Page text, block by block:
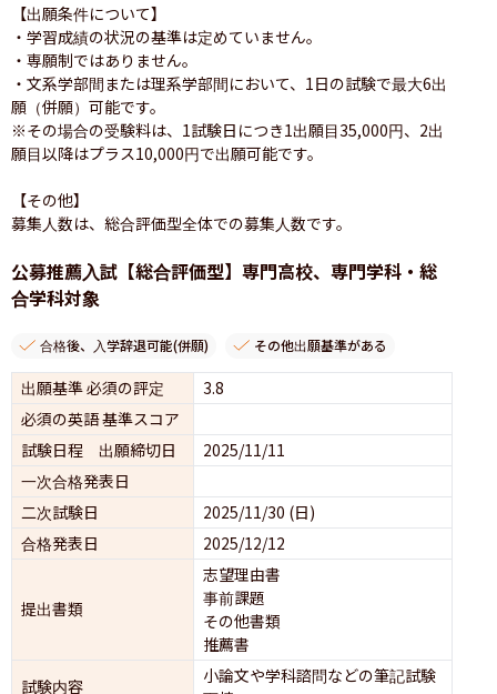
【出願条件について】
・学習成績の状況の基準は定めていません。
・専願制ではありません。
・文系学部間または理系学部間において、1日の試験で最大6出
願（併願）可能です。
※その場合の受験料は、1試験日につき1出願目35,000円、2出
願目以降はプラス10,000円で出願可能です。
【その他】
募集人数は、総合評価型全体での募集人数です。
公募推薦入試【総合評価型】専門高校、専門学科・総
合学科対象
合格後、入学辞退可能(併願) その他出願基準がある
出願基準 必須の評定
3.8
必須の英語 基準スコア
試験日程 出願締切日
2025/11/11
一次合格発表日
二次試験日
2025/11/30 (日)
合格発表日
2025/12/12
提出書類
志望理由書
事前課題
その他書類
推薦書
試験内容
小論文や学科諮問などの筆記試験